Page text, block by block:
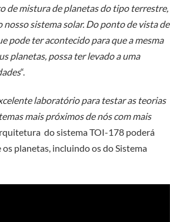
de mistura de planetas do tipo terrestre,
sistema solar. Do ponto de vista de
pode ter acontecido para que a mesma
planetas, possa ter levado a uma
“.
laboratório para testar as teorias
mais próximos de nós com mais
do sistema TOI-178 poderá
planetas, incluindo os do Sistema